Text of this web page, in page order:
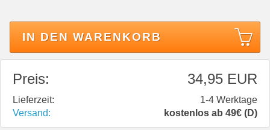
IN DEN WARENKORB
Preis: 34,95 EUR
Lieferzeit:
1-4 Werktage
Versand:
kostenlos ab 49€ (D)